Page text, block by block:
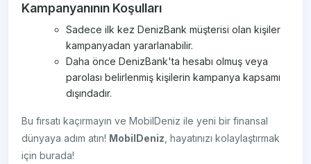
Kampanyanının Koşulları
Sadece ilk kez DenizBank müşterisi olan kişiler
kampanyadan yararlanabilir.
Daha önce DenizBank'ta hesabı olmuş veya
parolası belirlenmiş kişilerin kampanya kapsamı
dışındadır.
Bu fırsatı kaçırmayın ve MobilDeniz ile yeni bir finansal
dünyaya adım atın! MobilDeniz , hayatınızı kolaylaştırmak
için burada!